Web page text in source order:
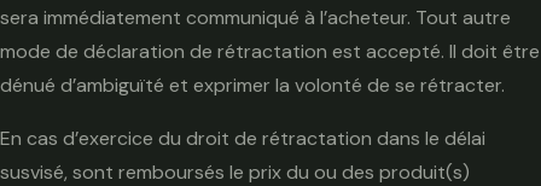
sera immédiatement communiqué à l’acheteur. Tout autre
mode de déclaration de rétractation est accepté. Il doit être
dénué d’ambiguïté et exprimer la volonté de se rétracter.
En cas d’exercice du droit de rétractation dans le délai
susvisé, sont remboursés le prix du ou des produit(s)